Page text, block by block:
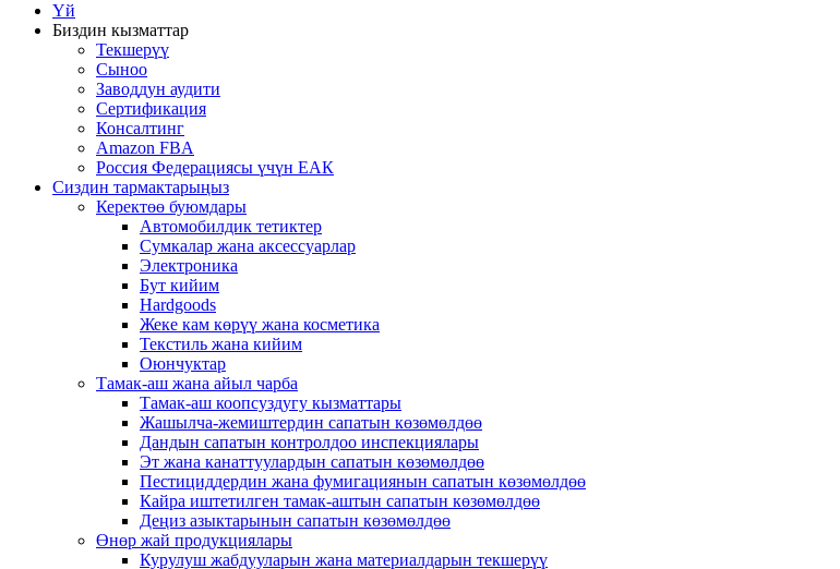
Үй
Биздин кызматтар
Текшерүү
Сыноо
Заводдун аудити
Сертификация
Консалтинг
Amazon FBA
Россия Федерациясы үчүн ЕАК
Сиздин тармактарыңыз
Керектөө буюмдары
Автомобилдик тетиктер
Сумкалар жана аксессуарлар
Электроника
Бут кийим
Hardgoods
Жеке кам көрүү жана косметика
Текстиль жана кийим
Оюнчуктар
Тамак-аш жана айыл чарба
Тамак-аш коопсуздугу кызматтары
Жашылча-жемиштердин сапатын көзөмөлдөө
Дандын сапатын контролдоо инспекциялары
Эт жана канаттуулардын сапатын көзөмөлдөө
Пестициддердин жана фумигациянын сапатын көзөмөлдөө
Кайра иштетилген тамак-аштын сапатын көзөмөлдөө
Деңиз азыктарынын сапатын көзөмөлдөө
Өнөр жай продукциялары
Курулуш жабдууларын жана материалдарын текшерүү